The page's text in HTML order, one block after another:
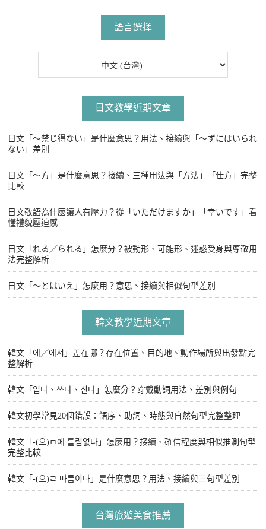
語言選擇
日文教學近期文章
日文「〜禁じ得ない」是什麼意思？用法、接續與「〜ずにはいられ
ない」差別
日文「〜方」是什麼意思？接續、三種用法與「方法」「仕方」完整
比較
日文敬語為什麼讓人有壓力？從「いただけますか」「幸いです」看
懂禮貌壓迫感
日文「れる／られる」怎麼分？被動形、可能形、迷惑受身與尊敬用
法完整解析
日文「〜とはいえ」怎麼用？意思、接續與相似句型差別
韓文教學近期文章
韓文「에／에서」差在哪？存在位置、目的地、動作場所與出發點完
整解析
韓文「입다、쓰다、신다」怎麼分？穿戴動詞用法、差別與例句
韓文初學常見20個錯誤：語序、助詞、時態與自然句型完整整理
韓文「-(으)ㅁ에 틀림없다」怎麼用？接續、確信程度與相似推測句型
完整比較
韓文「-(으)ㄹ 따름이다」是什麼意思？用法、接續與三句型差別
台灣旅遊美食推薦